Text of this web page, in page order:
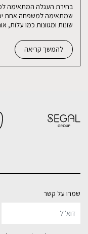
בחירת העגלה המתאימה
שמתאימה למשפחה אחת
שונות ומגוונות כמו עלות,
להמשך קריאה
שמרו על קשר